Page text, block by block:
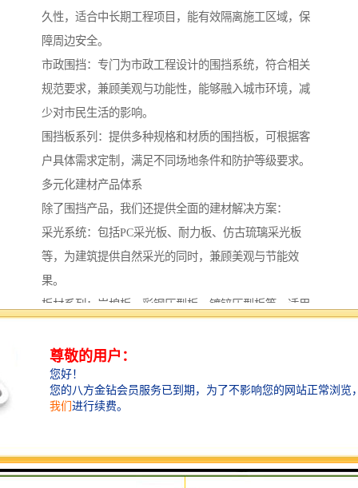
久性，适合中长期工程项目，能有效隔离施工区域，保
障周边安全。
市政围挡：专门为市政工程设计的围挡系统，符合相关
规范要求，兼顾美观与功能性，能够融入城市环境，减
少对市民生活的影响。
围挡板系列：提供多种规格和材质的围挡板，可根据客
户具体需求定制，满足不同场地条件和防护等级要求。
多元化建材产品体系
除了围挡产品，我们还提供全面的建材解决方案：
采光系统：包括PC采光板、耐力板、仿古琉璃采光板
等，为建筑提供自然采光的同时，兼顾美观与节能效
果。
板材系列：岩棉板、彩钢压型板、镀锌压型板等，适用
求。
钢结构产品：桁架楼承板，C、Z型钢檩条及轻钢结构系
统，为工业建筑、商业空间等提供可靠的结构支持。
全方位服务体系